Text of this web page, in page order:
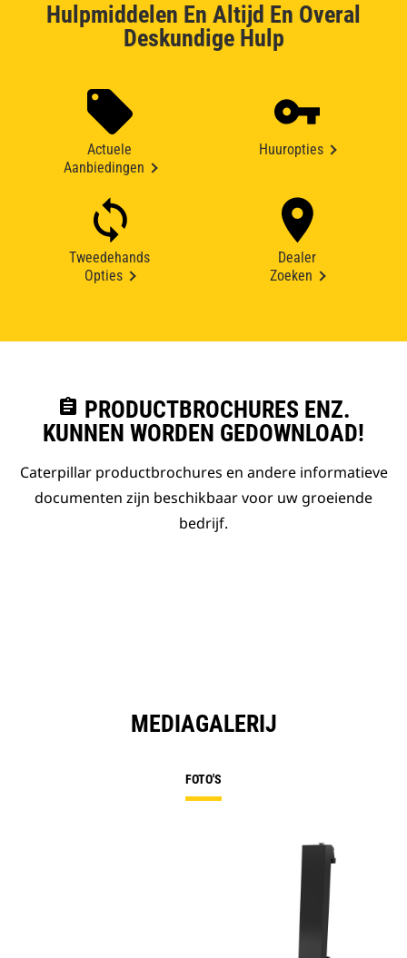
Hulpmiddelen En Altijd En Overal
Deskundige Hulp
Actuele
Aanbiedingen
Huuropties
Tweedehands
Opties
Dealer
Zoeken
assignment PRODUCTBROCHURES ENZ.
KUNNEN WORDEN GEDOWNLOAD!
Caterpillar productbrochures en andere informatieve
documenten zijn beschikbaar voor uw groeiende
bedrijf.
MEDIAGALERIJ
FOTO'S